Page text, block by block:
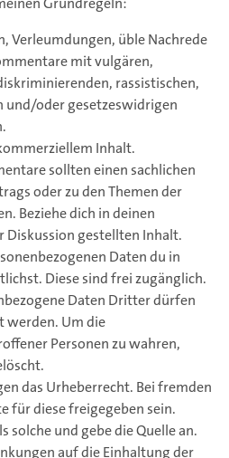
Verleumdungen, üble Nachrede
mit vulgären,
rassistischen,
und/oder gesetzeswidrigen
Inhalt.
sollten einen sachlichen
oder zu den Themen der
Beziehe dich in deinen
Diskussion gestellten Inhalt.
Daten du in
Diese sind frei zugänglich.
Daten Dritter dürfen
werden. Um die
Personen zu wahren,
das Urheberrecht. Bei fremden
für diese freigegeben sein.
solche und gebe die Quelle an.
auf die Einhaltung der